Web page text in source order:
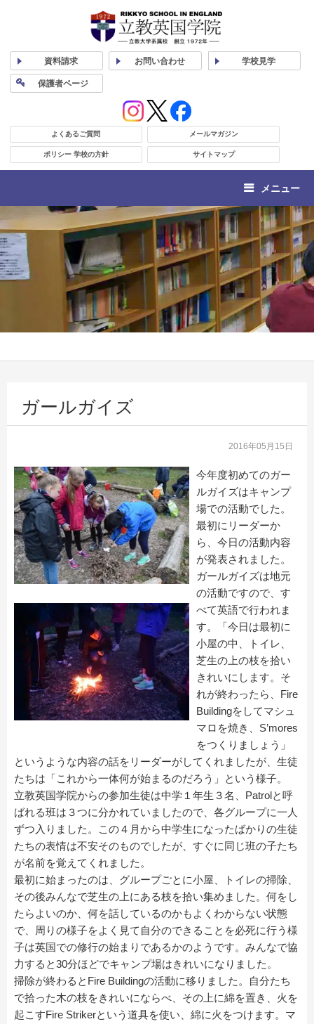
資料請求 お問い合わせ 学校見学
保護者ページ
よくあるご質問 メールマガジン
ポリシー 学校の方針 サイトマップ
メニュー
ガールガイズ
2016年05月15日
今年度初めてのガー
ルガイズはキャンプ
場での活動でした。
最初にリーダーか
ら、今日の活動内容
が発表されました。
ガールガイズは地元
の活動ですので、す
べて英語で行われま
す。「今日は最初に
小屋の中、トイレ、
芝生の上の枝を拾い
きれいにします。そ
れが終わったら、Fire
Buildingをしてマシュ
マロを焼き、S’mores
をつくりましょう」
というような内容の話をリーダーがしてくれましたが、生徒
たちは「これから一体何が始まるのだろう」という様子。
立教英国学院からの参加生徒は中学１年生３名、Patrolと呼
ばれる班は３つに分かれていましたので、各グループに一人
ずつ入りました。この４月から中学生になったばかりの生徒
たちの表情は不安そのものでしたが、すぐに同じ班の子たち
が名前を覚えてくれました。
最初に始まったのは、グループごとに小屋、トイレの掃除、
その後みんなで芝生の上にある枝を拾い集めました。何をし
たらよいのか、何を話しているのかもよくわからない状態
で、周りの様子をよく見て自分のできることを必死に行う様
子は英国での修行の始まりであるかのようです。みんなで協
力すると30分ほどでキャンプ場はきれいになりました。
掃除が終わるとFire Buildingの活動に移りました。自分たち
で拾った木の枝をきれいにならべ、その上に綿を置き、火を
起こすFire Strikerという道具を使い、綿に火をつけます。マ